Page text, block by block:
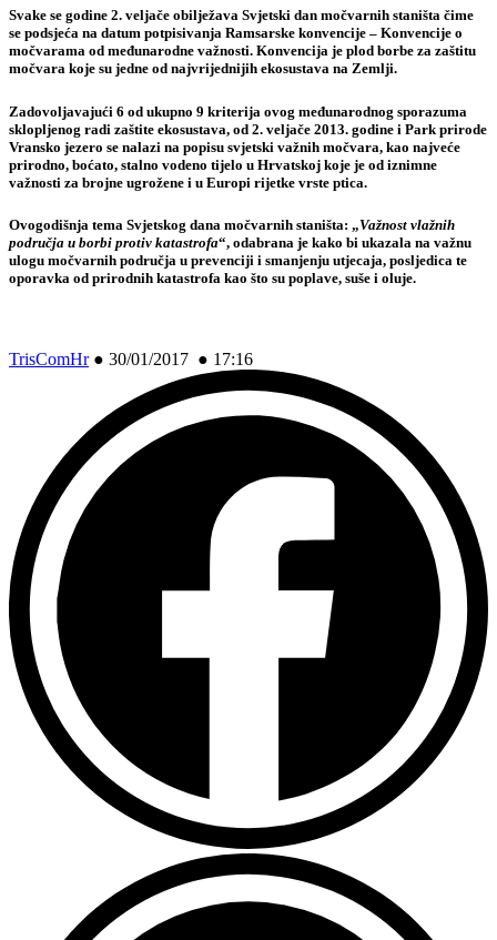
Svake se godine 2. veljače obilježava Svjetski dan močvarnih staništa čime
se podsjeća na datum potpisivanja Ramsarske konvencije – Konvencije o
močvarama od međunarodne važnosti. Konvencija je plod borbe za zaštitu
močvara koje su jedne od najvrijednijih ekosustava na Zemlji.
Zadovoljavajući 6 od ukupno 9 kriterija ovog međunarodnog sporazuma
sklopljenog radi zaštite ekosustava, od 2. veljače 2013. godine i Park prirode
Vransko jezero se nalazi na popisu svjetski važnih močvara, kao najveće
prirodno, boćato, stalno vodeno tijelo u Hrvatskoj koje je od iznimne
važnosti za brojne ugrožene i u Europi rijetke vrste ptica.
Ovogodišnja tema Svjetskog dana močvarnih staništa: „Važnost vlažnih
područja u borbi protiv katastrofa“, odabrana je kako bi ukazala na važnu
ulogu močvarnih područja u prevenciji i smanjenju utjecaja, posljedica te
oporavka od prirodnih katastrofa kao što su poplave, suše i oluje.
TrisComHr● 30/01/2017 ● 17:16